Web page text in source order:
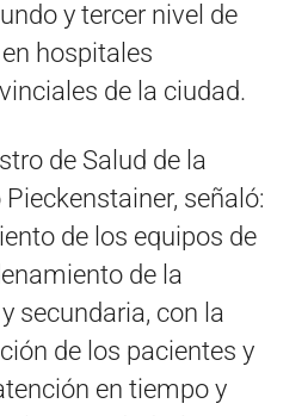
y tercer nivel de
hospitales
de la ciudad.
de Salud de la
señaló:
de los equipos de
de la
secundaria, con la
de los pacientes y
en tiempo y